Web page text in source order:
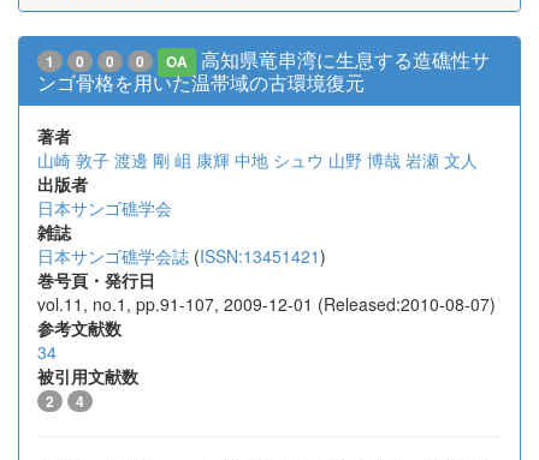
1 0 0 0 OA
高知県竜串湾に生息する造礁性サ
ンゴ骨格を用いた温帯域の古環境復元
著者
山崎 敦子 渡邊 剛 岨 康輝 中地 シュウ 山野 博哉 岩瀬 文人
出版者
日本サンゴ礁学会
雑誌
日本サンゴ礁学会誌 (ISSN:13451421)
巻号頁・発行日
vol.11, no.1, pp.91-107, 2009-12-01 (Released:2010-08-07)
参考文献数
34
被引用文献数
2 4